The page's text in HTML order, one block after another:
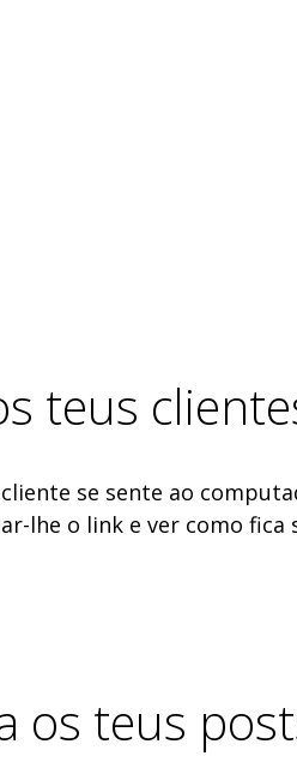
teus
se sente ao
lhe o link e ver como
os teus